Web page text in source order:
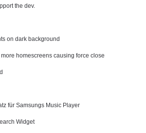
the dev.
on dark background
homescreens causing force close
für Samsungs Music Player
Widget